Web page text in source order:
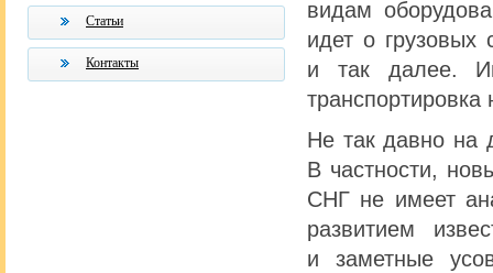
Статьи
Контакты
видам
идет о грузовых
и так далее.
Не так давно на
В частности,
СНГ не имеет
развитием
и заметные